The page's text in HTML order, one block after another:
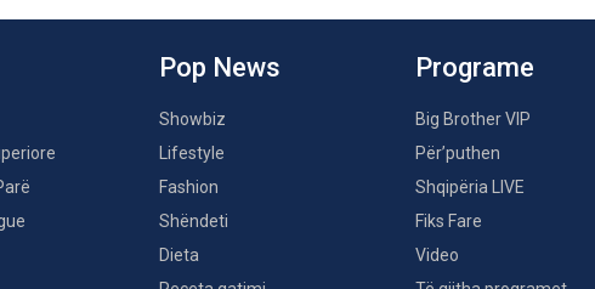
Pop News
Showbiz
Lifestyle
Fashion
Shëndeti
Dieta
Programe
Big Brother VIP
Për’puthen
Shqipëria LIVE
Fiks Fare
Video